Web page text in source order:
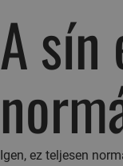
A sín
Igen, ez teljesen